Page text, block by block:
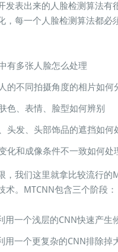
的
（人
发表出来的人脸检测算法有
，每一个人脸检测算法都必
有多张人脸怎么处理
的不同拍摄角度的相片如何
色、表情、脸型如何辨别
头发、头部饰品的遮挡如何
化和成像条件不一致如何处
，我们这里就拿比较流行的
术。MTCNN包含三个阶段：
用一个浅层的CNN快速产生
用一个更复杂的CNN排除掉